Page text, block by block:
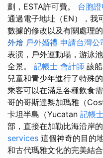
劃，ESTA許可費。 台胞
通過電子地址（EN），我
數據的修改以及有關處理
外燴 戶外婚禮 申請台灣公
表演，戶外運動場，游泳
全景。 記帳士 會計師 該
兒童和青少年進行了特殊
乘客可以在滿足各種飲食
哥的哥斯達黎加瑪雅（
卡坦半島（Yucatan 記帳
部，直接在加勒比海沿岸
services 這個神奇的目的
和古代瑪雅文化的完美結合